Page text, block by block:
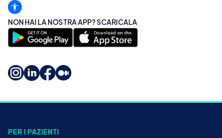
NON HAI LA NOSTRA APP? SCARICALA
PER I PAZIENTI